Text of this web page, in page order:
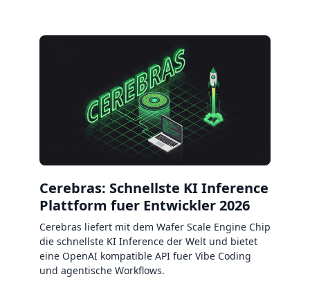
Cerebras: Schnellste KI Inference
Plattform fuer Entwickler 2026
Cerebras liefert mit dem Wafer Scale Engine Chip
die schnellste KI Inference der Welt und bietet
eine OpenAI kompatible API fuer Vibe Coding
und agentische Workflows.